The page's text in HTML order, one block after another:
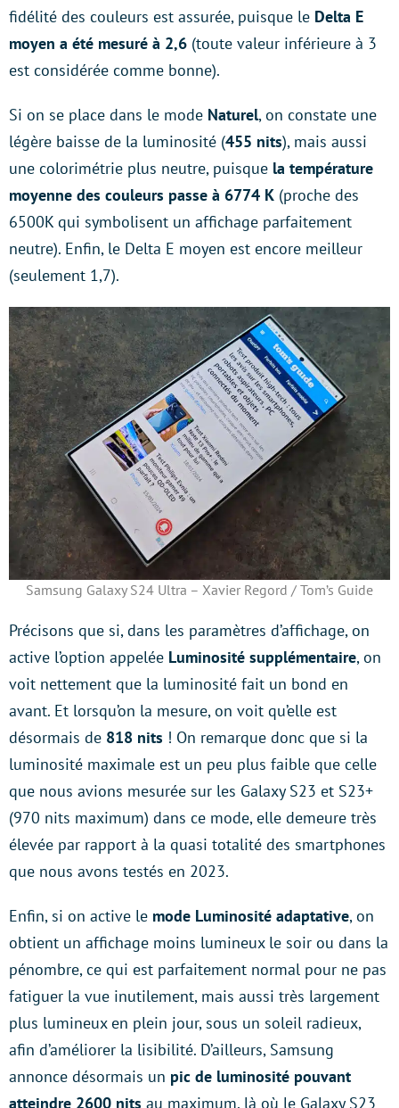
fidélité des couleurs est assurée, puisque le Delta E
moyen a été mesuré à 2,6 (toute valeur inférieure à 3
est considérée comme bonne).
Si on se place dans le mode Naturel, on constate une
légère baisse de la luminosité (455 nits), mais aussi
une colorimétrie plus neutre, puisque la température
moyenne des couleurs passe à 6774 K (proche des
6500K qui symbolisent un affichage parfaitement
neutre). Enfin, le Delta E moyen est encore meilleur
(seulement 1,7).
Samsung Galaxy S24 Ultra – Xavier Regord / Tom’s Guide
Précisons que si, dans les paramètres d’affichage, on
active l’option appelée Luminosité supplémentaire, on
voit nettement que la luminosité fait un bond en
avant. Et lorsqu’on la mesure, on voit qu’elle est
désormais de 818 nits ! On remarque donc que si la
luminosité maximale est un peu plus faible que celle
que nous avions mesurée sur les Galaxy S23 et S23+
(970 nits maximum) dans ce mode, elle demeure très
élevée par rapport à la quasi totalité des smartphones
que nous avons testés en 2023.
Enfin, si on active le mode Luminosité adaptative, on
obtient un affichage moins lumineux le soir ou dans la
pénombre, ce qui est parfaitement normal pour ne pas
fatiguer la vue inutilement, mais aussi très largement
plus lumineux en plein jour, sous un soleil radieux,
afin d’améliorer la lisibilité. D’ailleurs, Samsung
annonce désormais un pic de luminosité pouvant
atteindre 2600 nits au maximum, là où le Galaxy S23